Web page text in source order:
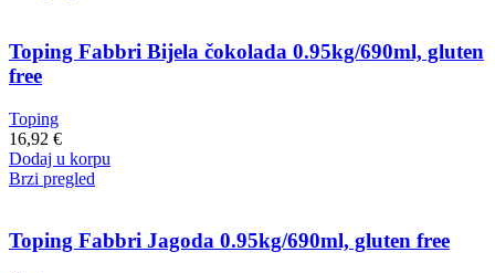
Toping Fabbri Bijela čokolada 0.95kg/690ml, gluten
free
Toping
16,92 €
Dodaj u korpu
Brzi pregled
Toping Fabbri Jagoda 0.95kg/690ml, gluten free